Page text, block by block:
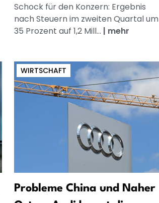
Schock für den Konzern: Ergebnis
nach Steuern im zweiten Quartal um
35 Prozent auf 1,2 Mill... | mehr
WIRTSCHAFT
Probleme China und Naher